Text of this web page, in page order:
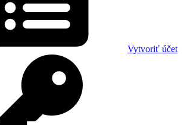
Vytvoriť účet